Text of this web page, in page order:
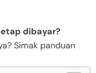
dibayar?
Simak panduan